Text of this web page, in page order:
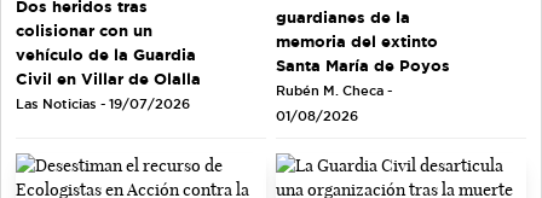
Dos heridos tras
colisionar con un
vehículo de la Guardia
Civil en Villar de Olalla
Las Noticias - 19/07/2026
guardianes de la
memoria del extinto
Santa María de Poyos
Rubén M. Checa -
01/08/2026